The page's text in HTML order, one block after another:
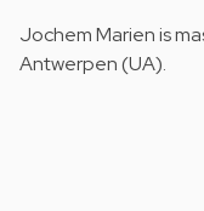
Jochem Marien is
Antwerpen (UA).